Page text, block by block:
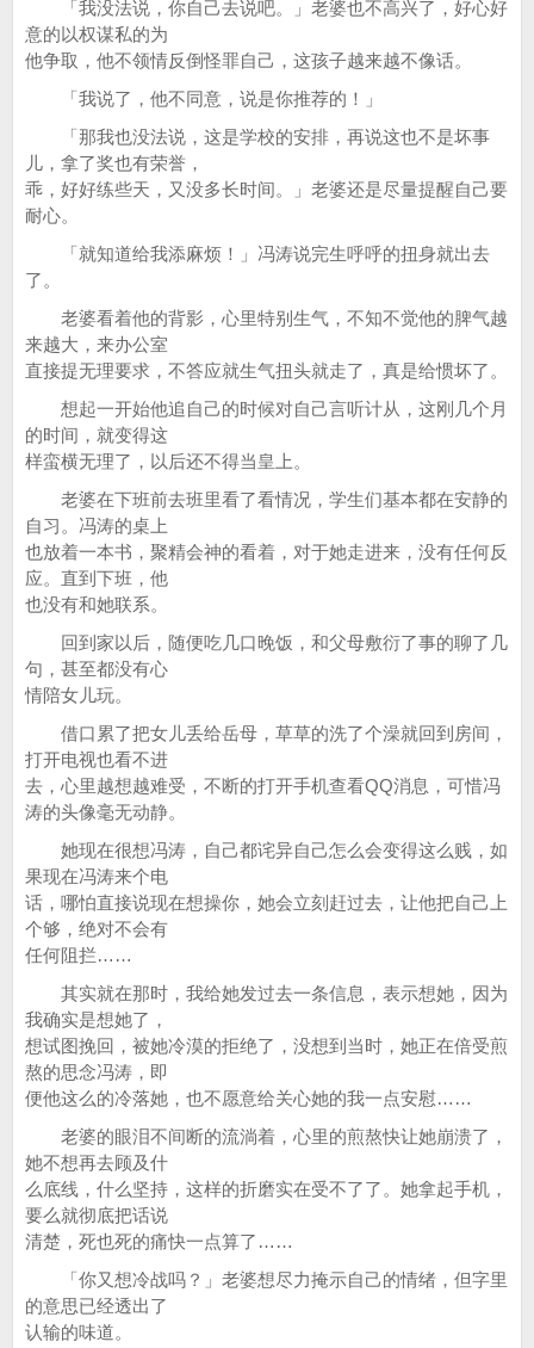
「我没法说，你自己去说吧。」老婆也不高兴了，好心好
意的以权谋私的为
他争取，他不领情反倒怪罪自己，这孩子越来越不像话。
「我说了，他不同意，说是你推荐的！」
「那我也没法说，这是学校的安排，再说这也不是坏事
儿，拿了奖也有荣誉，
乖，好好练些天，又没多长时间。」老婆还是尽量提醒自己要
耐心。
「就知道给我添麻烦！」冯涛说完生呼呼的扭身就出去
了。
老婆看着他的背影，心里特别生气，不知不觉他的脾气越
来越大，来办公室
直接提无理要求，不答应就生气扭头就走了，真是给惯坏了。
想起一开始他追自己的时候对自己言听计从，这刚几个月
的时间，就变得这
样蛮横无理了，以后还不得当皇上。
老婆在下班前去班里看了看情况，学生们基本都在安静的
自习。冯涛的桌上
也放着一本书，聚精会神的看着，对于她走进来，没有任何反
应。直到下班，他
也没有和她联系。
回到家以后，随便吃几口晚饭，和父母敷衍了事的聊了几
句，甚至都没有心
情陪女儿玩。
借口累了把女儿丢给岳母，草草的洗了个澡就回到房间，
打开电视也看不进
去，心里越想越难受，不断的打开手机查看QQ消息，可惜冯
涛的头像毫无动静。
她现在很想冯涛，自己都诧异自己怎么会变得这么贱，如
果现在冯涛来个电
话，哪怕直接说现在想操你，她会立刻赶过去，让他把自己上
个够，绝对不会有
任何阻拦……
其实就在那时，我给她发过去一条信息，表示想她，因为
我确实是想她了，
想试图挽回，被她冷漠的拒绝了，没想到当时，她正在倍受煎
熬的思念冯涛，即
便他这么的冷落她，也不愿意给关心她的我一点安慰……
老婆的眼泪不间断的流淌着，心里的煎熬快让她崩溃了，
她不想再去顾及什
么底线，什么坚持，这样的折磨实在受不了了。她拿起手机，
要么就彻底把话说
清楚，死也死的痛快一点算了……
「你又想冷战吗？」老婆想尽力掩示自己的情绪，但字里
的意思已经透出了
认输的味道。